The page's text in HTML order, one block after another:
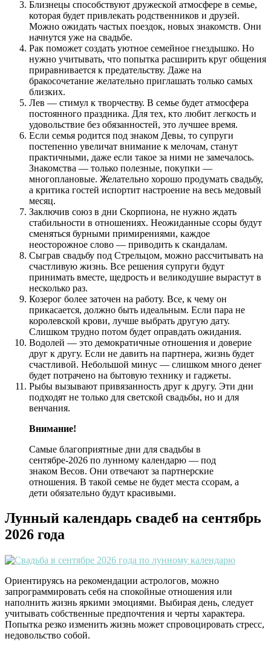
Близнецы способствуют дружеской атмосфере в семье,
которая будет привлекать родственников и друзей.
Можно ожидать частых поездок, новых знакомств. Они
начнутся уже на свадьбе.
Рак поможет создать уютное семейное гнездышко. Но
нужно учитывать, что попытка расширить круг общения
приравнивается к предательству. Даже на
бракосочетание желательно приглашать только самых
близких.
Лев — стимул к творчеству. В семье будет атмосфера
постоянного праздника. Для тех, кто любит легкость и
удовольствие без обязанностей, это лучшее время.
Если семья родится под знаком Девы, то супруги
постепенно увеличат внимание к мелочам, станут
практичными, даже если такое за ними не замечалось.
Знакомства — только полезные, покупки —
многоплановые. Желательно хорошо продумать свадьбу,
а критика гостей испортит настроение на весь медовый
месяц.
Заключив союз в дни Скорпиона, не нужно ждать
стабильности в отношениях. Неожиданные ссоры будут
сменяться бурными примирениями, каждое
неосторожное слово — приводить к скандалам.
Сыграв свадьбу под Стрельцом, можно рассчитывать на
счастливую жизнь. Все решения супруги будут
принимать вместе, щедрость и великодушие вырастут в
несколько раз.
Козерог более заточен на работу. Все, к чему он
прикасается, должно быть идеальным. Если пара не
королевской крови, лучше выбрать другую дату.
Слишком трудно потом будет оправдать ожидания.
Водолей — это демократичные отношения и доверие
друг к другу. Если не давить на партнера, жизнь будет
счастливой. Небольшой минус — слишком много денег
будет потрачено на бытовую технику и гаджеты.
Рыбы вызывают привязанность друг к другу. Эти дни
подходят не только для светской свадьбы, но и для
венчания.
Внимание!
Самые благоприятные дни для свадьбы в
сентябре-2026 по лунному календарю — под
знаком Весов. Они отвечают за партнерские
отношения. В такой семье не будет места ссорам, а
дети обязательно будут красивыми.
Лунный календарь свадеб на сентябрь
2026 года
Ориентируясь на рекомендации астрологов, можно
запрограммировать себя на спокойные отношения или
наполнить жизнь яркими эмоциями. Выбирая день, следует
учитывать собственные предпочтения и черты характера.
Попытка резко изменить жизнь может спровоцировать стресс,
недовольство собой.